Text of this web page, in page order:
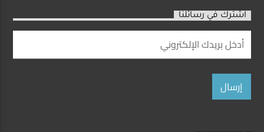
اشترك في رسائلنا